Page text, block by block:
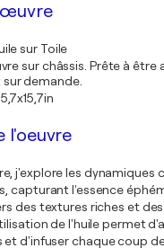
sur Toile
sur châssis. Prête à être
demande.
l'oeuvre
j'explore les dynamiques
capturant l'essence
des textures riches et
de l'huile permet
d'infuser chaque coup